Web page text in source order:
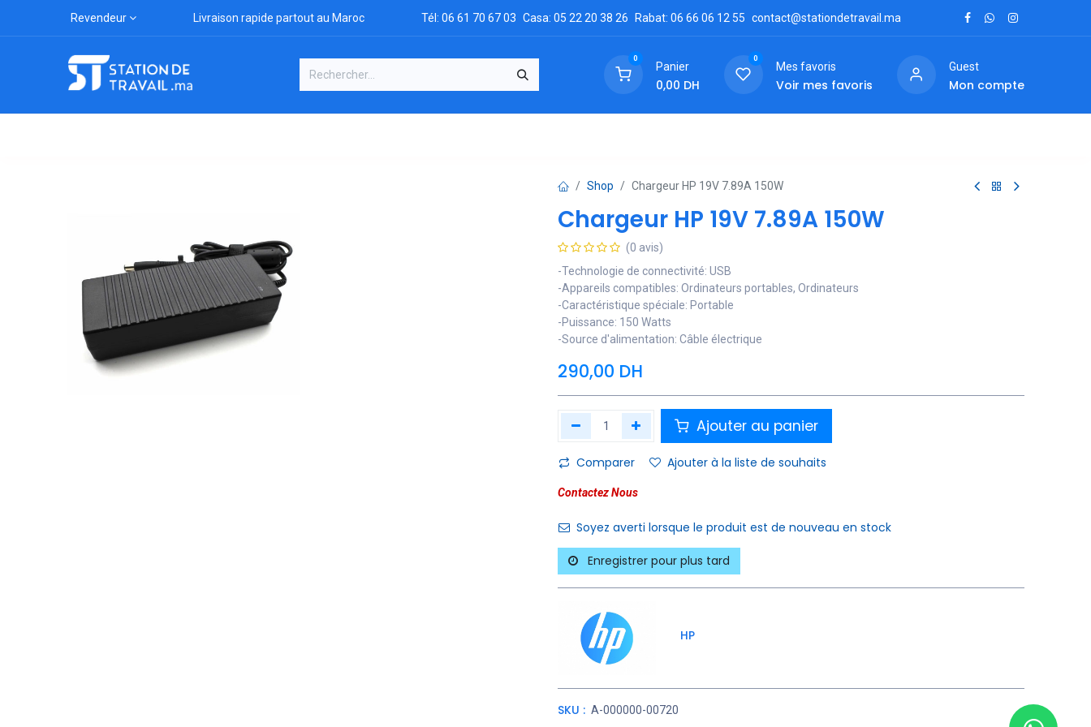
Revendeur Livraison rapide partout au Maroc Tél: 06 61 70 67 03 Casa: 05 22 20 38 26 Rabat: 06 66 06 12 55 contact@stationdetravail.ma
0
Panier
0,00 DH
0
Mes favoris
Voir mes favoris
Guest
Mon compte
Shop Chargeur HP 19V 7.89A 150W
Chargeur HP 19V 7.89A 150W
(0 avis)
-Technologie de connectivité: USB
-Appareils compatibles: Ordinateurs portables, Ordinateurs
-Caractéristique spéciale: Portable
-Puissance: 150 Watts
-Source d'alimentation: Câble électrique
290,00 DH
Ajouter au panier
Comparer Ajouter à la liste de souhaits
Contactez Nous
Soyez averti lorsque le produit est de nouveau en stock
Enregistrer pour plus tard
HP
SKU : A-000000-00720